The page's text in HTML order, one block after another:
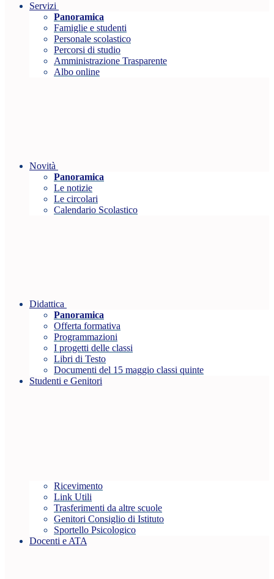
Servizi
Panoramica
Famiglie e studenti
Personale scolastico
Percorsi di studio
Amministrazione Trasparente
Albo online
Novità
Panoramica
Le notizie
Le circolari
Calendario Scolastico
Didattica
Panoramica
Offerta formativa
Programmazioni
I progetti delle classi
Libri di Testo
Documenti del 15 maggio classi quinte
Studenti e Genitori
Ricevimento
Link Utili
Trasferimenti da altre scuole
Genitori Consiglio di Istituto
Sportello Psicologico
Docenti e ATA